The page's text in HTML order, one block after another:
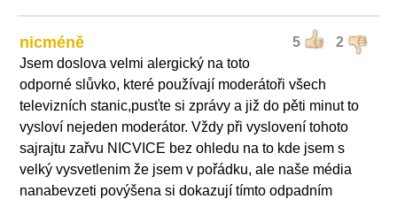
5 2
nicméně
Jsem doslova velmi alergický na toto
odporné slůvko, které používají moderátoři všech
televizních stanic,pusťte si zprávy a již do pěti minut to
vysloví nejeden moderátor. Vždy při vyslovení tohoto
sajrajtu zařvu NICVICE bez ohledu na to kde jsem s
velký vysvetlenim že jsem v pořádku, ale naše média
nanabevzeti povýšena si dokazují tímto odpadním